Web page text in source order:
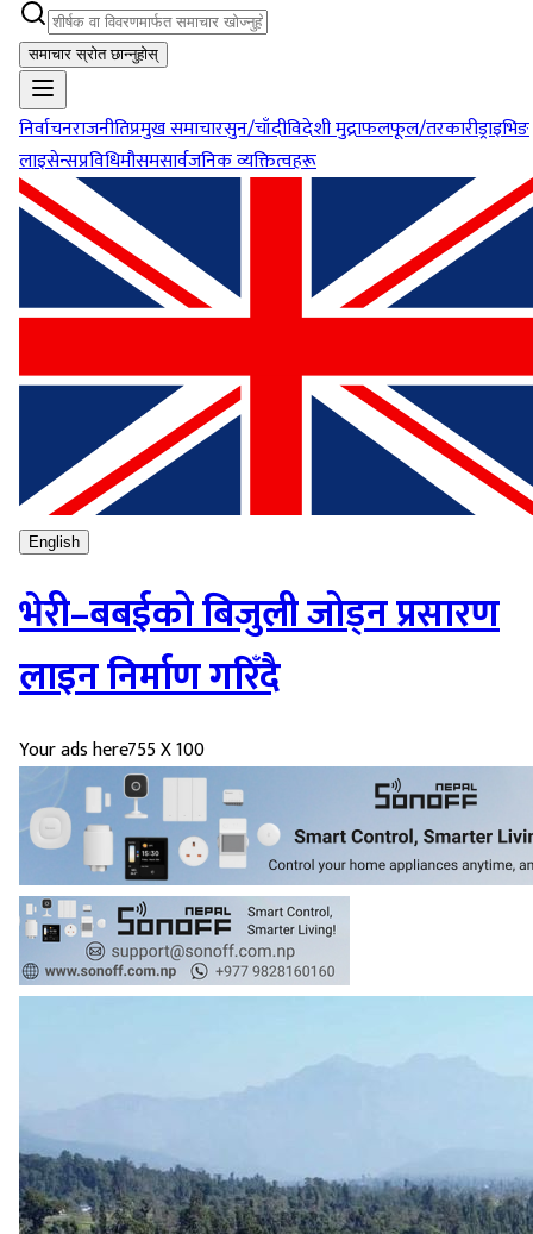
समाचार स्रोत छान्नुहोस्
निर्वाचनराजनीतिप्रमुख समाचारसुन/चाँदीविदेशी मुद्राफलफूल/तरकारीड्राइभिङ
लाइसेन्सप्रविधिमौसमसार्वजनिक व्यक्तित्वहरू
English
भेरी–बबईको बिजुली जोड्न प्रसारण
लाइन निर्माण गरिँदै
Your ads here755 X 100